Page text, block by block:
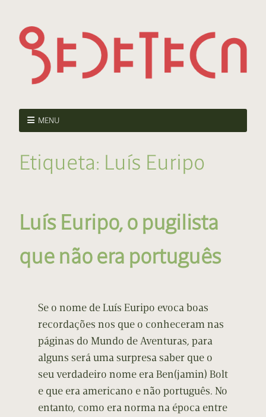
MENU
Etiqueta: Luís Euripo
Luís Euripo, o pugilista
que não era português
Se o nome de Luís Euripo evoca boas
recordações nos que o conheceram nas
páginas do Mundo de Aventuras, para
alguns será uma surpresa saber que o
seu verdadeiro nome era Ben(jamin) Bolt
e que era americano e não português. No
entanto, como era norma na época entre